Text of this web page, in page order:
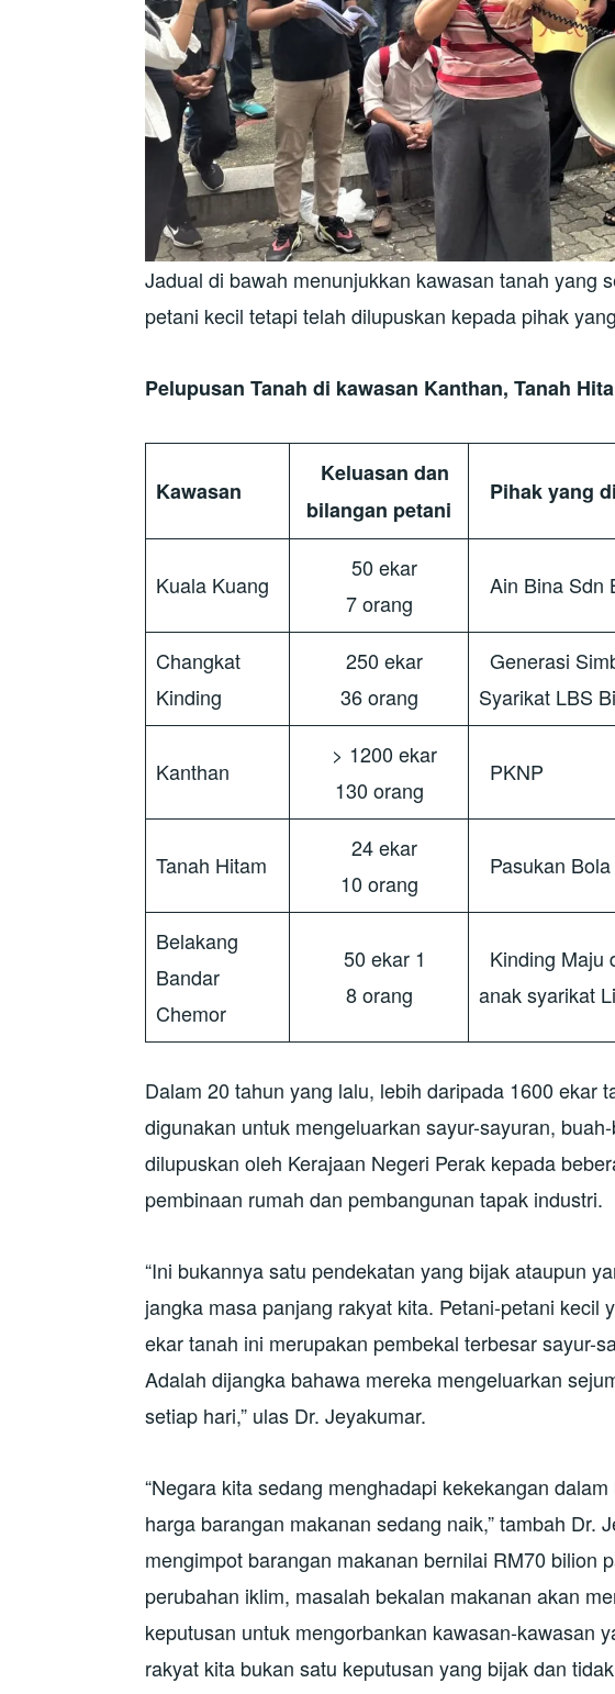
Jadual di bawah menunjukkan kawasan tanah yang
petani kecil tetapi telah dilupuskan kepada pihak
Pelupusan Tanah di kawasan Kanthan, Tanah
Kawasan
Keluasan dan
bilangan petani
Pihak yang
Kuala Kuang
50 ekar
7 orang
Ain Bina Sdn
Changkat
Kinding
250 ekar
36 orang
Generasi
Syarikat LBS
Kanthan
> 1200 ekar
130 orang
PKNP
Tanah Hitam
24 ekar
10 orang
Pasukan
Belakang
Bandar
Chemor
50 ekar 1
8 orang
Kinding Maju
anak syarikat
Dalam 20 tahun yang lalu, lebih daripada 1600 ekar
digunakan untuk mengeluarkan sayur-sayuran,
dilupuskan oleh Kerajaan Negeri Perak kepada
pembinaan rumah dan pembangunan tapak industri.
“Ini bukannya satu pendekatan yang bijak ataupun
jangka masa panjang rakyat kita. Petani-petani kecil
ekar tanah ini merupakan pembekal terbesar sayur-
Adalah dijangka bahawa mereka mengeluarkan
setiap hari,” ulas Dr. Jeyakumar.
“Negara kita sedang menghadapi kekekangan
harga barangan makanan sedang naik,” tambah Dr.
mengimpot barangan makanan bernilai RM70 bilion
perubahan iklim, masalah bekalan makanan akan
keputusan untuk mengorbankan kawasan-kawasan
rakyat kita bukan satu keputusan yang bijak dan